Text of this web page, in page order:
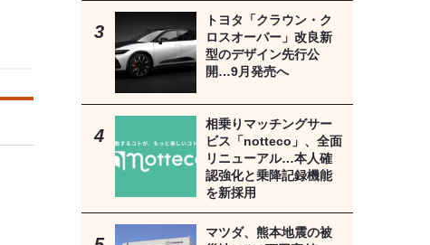
トヨタ「クラウン・ク
ロスオーバー」改良新
型のデザイン先行公
開…9月発売へ
相乗りマッチングサー
ビス「notteco」、全面
リニューアル…本人確
認強化と乗降記録機能
を新採用
マツダ、熊本地震の被